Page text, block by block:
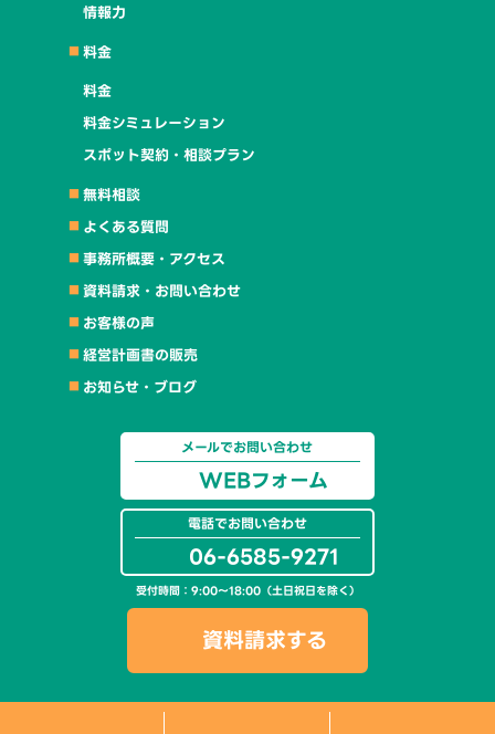
情報力
料金
料金
料金シミュレーション
スポット契約・相談プラン
無料相談
よくある質問
事務所概要・アクセス
資料請求・お問い合わせ
お客様の声
経営計画書の販売
お知らせ・ブログ
メールでお問い合わせ
WEBフォーム
電話でお問い合わせ
06-6585-9271
受付時間：9:00～18:00（土日祝日を除く）
資料請求する